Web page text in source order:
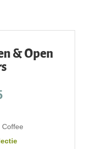
& Open
Coffee